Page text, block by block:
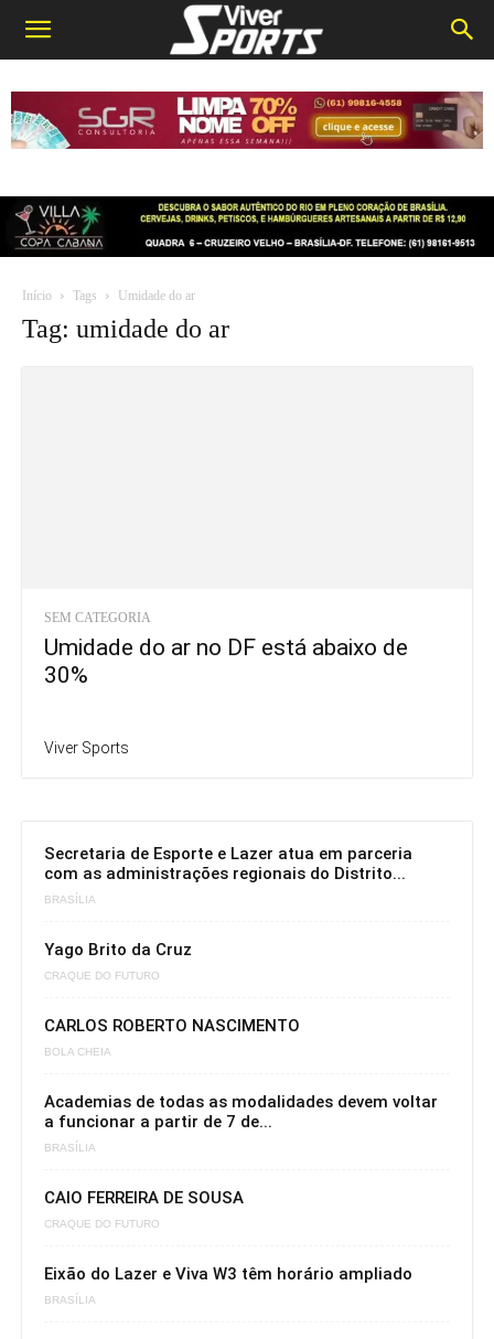
Início Tags Umidade do ar
Tag: umidade do ar
SEM CATEGORIA
Umidade do ar no DF está abaixo de
30%
Viver Sports
Secretaria de Esporte e Lazer atua em parceria
com as administrações regionais do Distrito...
BRASÍLIA
Yago Brito da Cruz
CRAQUE DO FUTURO
CARLOS ROBERTO NASCIMENTO
BOLA CHEIA
Academias de todas as modalidades devem voltar
a funcionar a partir de 7 de...
BRASÍLIA
CAIO FERREIRA DE SOUSA
CRAQUE DO FUTURO
Eixão do Lazer e Viva W3 têm horário ampliado
BRASÍLIA